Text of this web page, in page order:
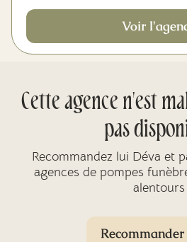
Voir
Cette agence n'est
pas
Recommandez lui Déva et
agences de pompes
alentours